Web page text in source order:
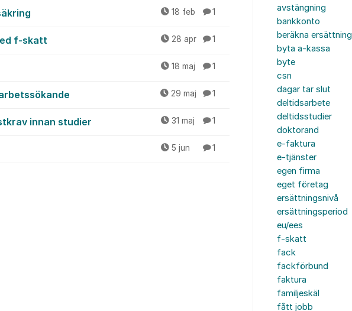
18 feb 1
f-skatt 28 apr 1
18 maj 1
29 maj 1
innan studier 31 maj 1
5 jun 1
avstängning
bankkonto
beräkna ersättning
byta a-kassa
byte
csn
dagar tar slut
deltidsarbete
deltidsstudier
doktorand
e-faktura
e-tjänster
egen firma
eget företag
ersättningsnivå
ersättningsperiod
eu/ees
f-skatt
fack
fackförbund
faktura
familjeskäl
fått jobb